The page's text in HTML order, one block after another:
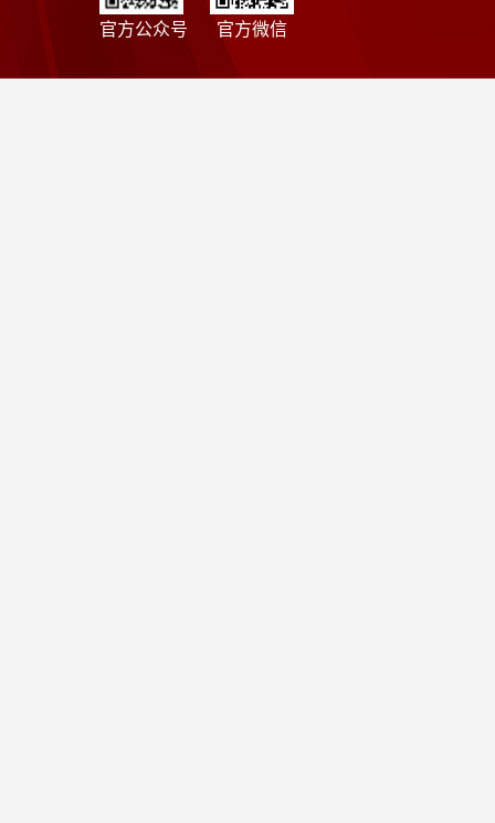
官方公众号 官方微信